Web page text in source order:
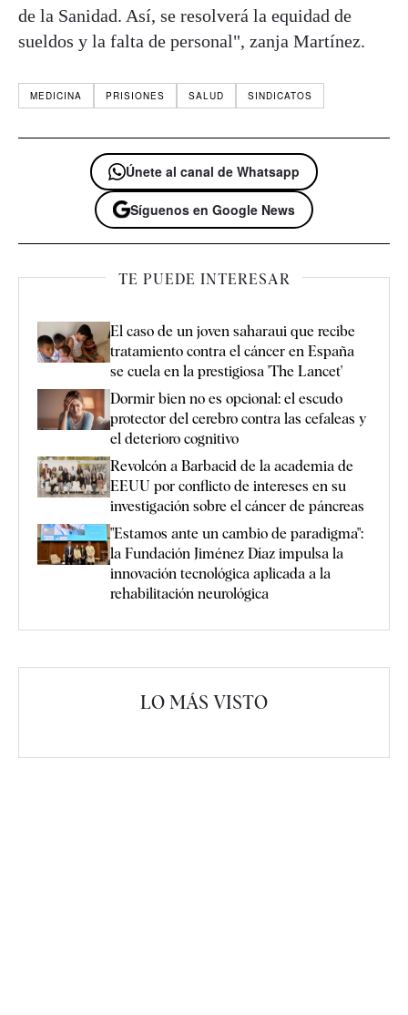
de la Sanidad. Así, se resolverá la equidad de
sueldos y la falta de personal", zanja Martínez.
MEDICINA PRISIONES SALUD SINDICATOS
Únete al canal de Whatsapp
Síguenos en Google News
TE PUEDE INTERESAR
El caso de un joven saharaui que recibe
tratamiento contra el cáncer en España
se cuela en la prestigiosa 'The Lancet'
Dormir bien no es opcional: el escudo
protector del cerebro contra las cefaleas y
el deterioro cognitivo
Revolcón a Barbacid de la academia de
EEUU por conflicto de intereses en su
investigación sobre el cáncer de páncreas
"Estamos ante un cambio de paradigma":
la Fundación Jiménez Díaz impulsa la
innovación tecnológica aplicada a la
rehabilitación neurológica
LO MÁS VISTO